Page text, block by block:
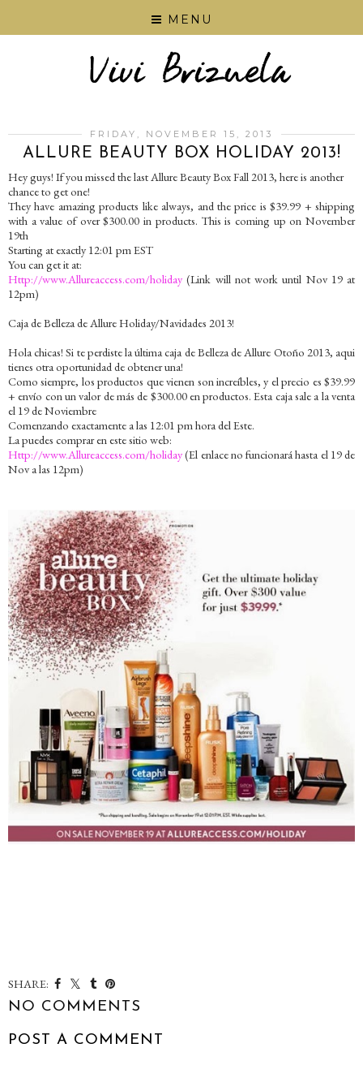
MENU
FRIDAY, NOVEMBER 15, 2013
ALLURE BEAUTY BOX HOLIDAY 2013!
Hey guys! If you missed the last Allure Beauty Box Fall 2013, here is another
chance to get one!
They have amazing products like always, and the price is $39.99 + shipping
with a value of over $300.00 in products. This is coming up on November
19th
Starting at exactly 12:01 pm EST
You can get it at:
Http://www.Allureaccess.com/holiday (Link will not work until Nov 19 at
12pm)
Caja de Belleza de Allure Holiday/Navidades 2013!
Hola chicas! Si te perdiste la última caja de Belleza de Allure Otoño 2013, aqui
tienes otra oportunidad de obtener una!
Como siempre, los productos que vienen son increíbles, y el precio es $39.99
+ envío con un valor de más de $300.00 en productos. Esta caja sale a la venta
el 19 de Noviembre
Comenzando exactamente a las 12:01 pm hora del Este.
La puedes comprar en este sitio web:
Http://www.Allureaccess.com/holiday(El enlace no funcionará hasta el 19 de
Nov a las 12pm)
SHARE:
NO COMMENTS
POST A COMMENT